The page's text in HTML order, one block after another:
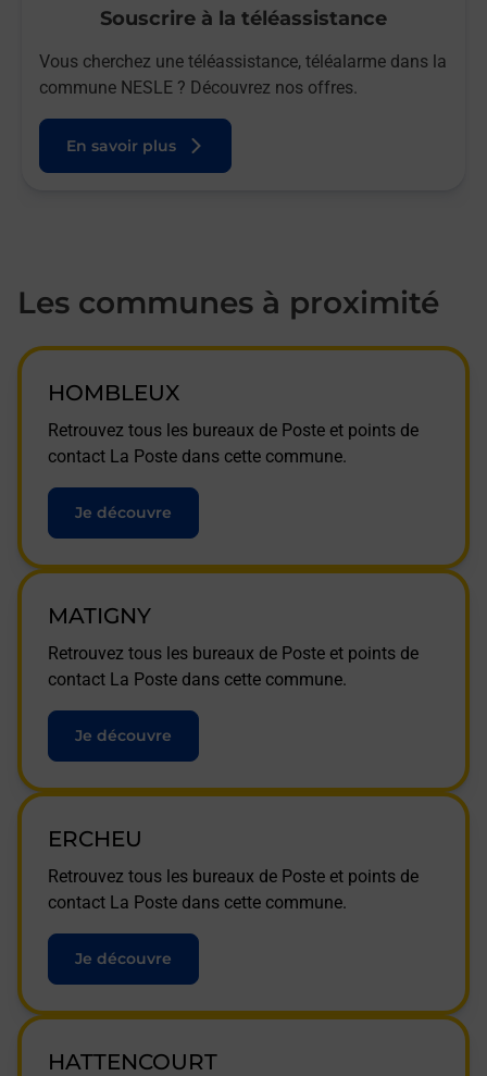
Souscrire à la téléassistance
Vous cherchez une téléassistance, téléalarme dans la
commune NESLE ? Découvrez nos offres.
En savoir plus
Les communes à proximité
HOMBLEUX
Retrouvez tous les bureaux de Poste et points de
contact La Poste dans cette commune.
Je découvre
MATIGNY
Retrouvez tous les bureaux de Poste et points de
contact La Poste dans cette commune.
Je découvre
ERCHEU
Retrouvez tous les bureaux de Poste et points de
contact La Poste dans cette commune.
Je découvre
HATTENCOURT